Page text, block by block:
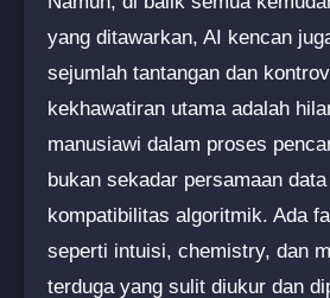
yang ditawarkan, AI kencan
sejumlah tantangan dan
kekhawatiran utama adalah
manusiawi dalam proses
bukan sekadar persamaan
kompatibilitas algoritmik. Ada
seperti intuisi, chemistry, dan
terduga yang sulit diukur dan